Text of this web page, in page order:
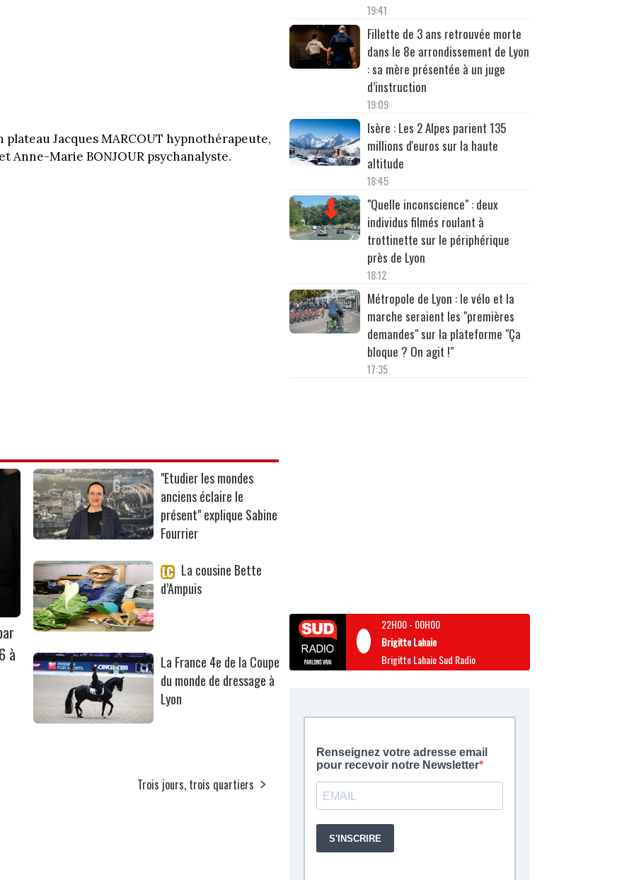
Jacques MARCOUT hypnothérapeute,
Anne-Marie BONJOUR psychanalyste.
à
"Etudier les mondes
anciens éclaire le
présent" explique Sabine
Fourrier
La cousine Bette
d’Ampuis
La France 4e de la Coupe
du monde de dressage à
Lyon
Trois jours, trois quartiers
19:41
Fillette de 3 ans retrouvée morte
dans le 8e arrondissement de Lyon
: sa mère présentée à un juge
d’instruction
19:09
Isère : Les 2 Alpes parient 135
millions d'euros sur la haute
altitude
18:45
"Quelle inconscience" : deux
individus filmés roulant à
trottinette sur le périphérique
près de Lyon
18:12
Métropole de Lyon : le vélo et la
marche seraient les "premières
demandes" sur la plateforme "Ça
bloque ? On agit !"
17:35
22H00- 00H00
Brigitte Lahaie
Brigitte Lahaie Sud Radio